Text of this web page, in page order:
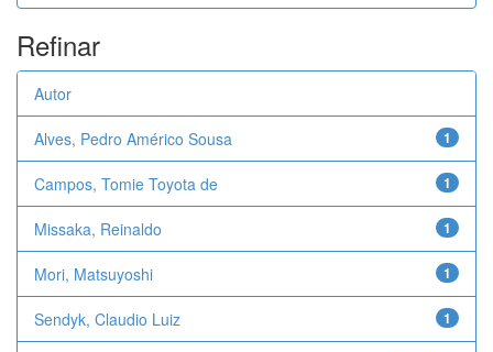
Refinar
Autor
1
Alves, Pedro Américo Sousa
1
Campos, Tomie Toyota de
1
Missaka, Reinaldo
1
Mori, Matsuyoshi
1
Sendyk, Claudio Luiz